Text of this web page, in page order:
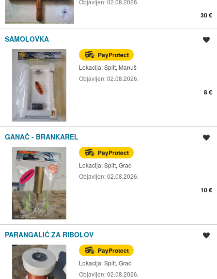
30 €
SAMOLOVKA
PayProtect
Lokacija:Split, Manuš
Objavljen:02.08.2026.
8 €
GANAČ - BRANKAREL
PayProtect
Lokacija:Split, Grad
Objavljen:02.08.2026.
10 €
PARANGALIĆ ZA RIBOLOV
PayProtect
Lokacija:Split, Grad
Objavljen:02.08.2026.